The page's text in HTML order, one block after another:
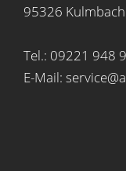
95326 Kulmbach
Tel.: 09221 948
E-Mail: